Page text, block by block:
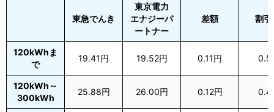
東急でんき
東京電力
エナジーパ
ートナー
差額 割引
120kWhま
で
19.41円 19.52円 0.11円
120kWh～
300kWh
25.88円 26.00円 0.12円